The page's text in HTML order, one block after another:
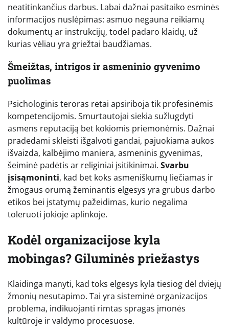
neatitinkančius darbus. Labai dažnai pasitaiko esminės
informacijos nuslėpimas: asmuo negauna reikiamų
dokumentų ar instrukcijų, todėl padaro klaidų, už
kurias vėliau yra griežtai baudžiamas.
Šmeižtas, intrigos ir asmeninio gyvenimo
puolimas
Psichologinis teroras retai apsiriboja tik profesinėmis
kompetencijomis. Smurtautojai siekia sužlugdyti
asmens reputaciją bet kokiomis priemonėmis. Dažnai
pradedami skleisti išgalvoti gandai, pajuokiama aukos
išvaizda, kalbėjimo maniera, asmeninis gyvenimas,
šeiminė padėtis ar religiniai įsitikinimai. Svarbu
įsisąmoninti, kad bet koks asmeniškumų liečiamas ir
žmogaus orumą žeminantis elgesys yra grubus darbo
etikos bei įstatymų pažeidimas, kurio negalima
toleruoti jokioje aplinkoje.
Kodėl organizacijose kyla
mobingas? Giluminės priežastys
Klaidinga manyti, kad toks elgesys kyla tiesiog dėl dviejų
žmonių nesutapimo. Tai yra sisteminė organizacijos
problema, indikuojanti rimtas spragas įmonės
kultūroje ir valdymo procesuose.